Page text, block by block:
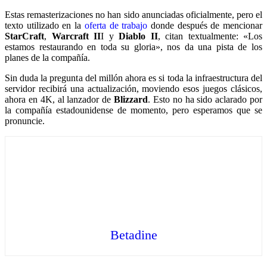
Estas remasterizaciones no han sido anunciadas oficialmente, pero el
texto utilizado en la oferta de trabajo donde después de mencionar
StarCraft, Warcraft III y Diablo II, citan textualmente: «Los
estamos restaurando en toda su gloria», nos da una pista de los
planes de la compañía.
Sin duda la pregunta del millón ahora es si toda la infraestructura del
servidor recibirá una actualización, moviendo esos juegos clásicos,
ahora en 4K, al lanzador de Blizzard. Esto no ha sido aclarado por
la compañía estadounidense de momento, pero esperamos que se
pronuncie.
Betadine